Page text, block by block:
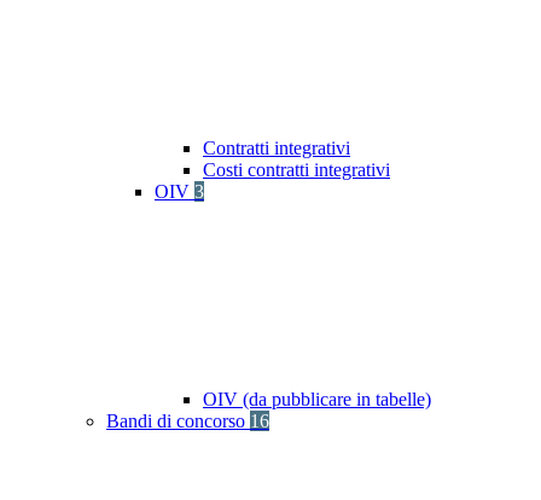
Contratti integrativi
Costi contratti integrativi
OIV 3
OIV (da pubblicare in tabelle)
Bandi di concorso 16